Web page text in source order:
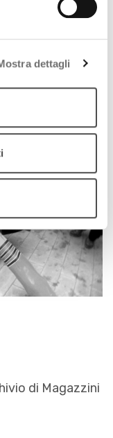
dettagli
di Magazzini